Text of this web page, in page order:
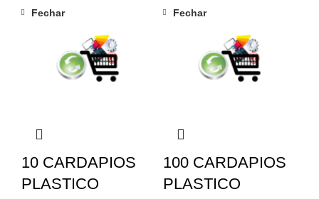
Fechar
10 CARDAPIOS
PLASTICO
Fechar
100 CARDAPIOS
PLASTICO